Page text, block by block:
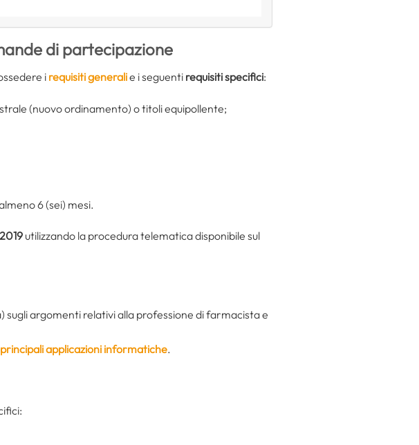
di partecipazione
i requisiti generalie i seguenti requisiti specifici:
(nuovo ordinamento) o titoli equipollente;
6 (sei) mesi.
utilizzando la procedura telematica disponibile sul
argomenti relativi alla professione di farmacista e
principali applicazioni informatiche.